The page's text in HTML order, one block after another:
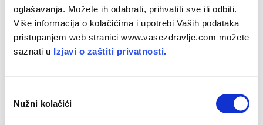
oglašavanja. Možete ih odabrati, prihvatiti sve ili odbiti.
Više informacija o kolačićima i upotrebi Vaših podataka
pristupanjem web stranici www.vasezdravlje.com možete
saznati u Izjavi o zaštiti privatnosti.
Nužni kolačići
Tuberkuloza
Obilježja: kodtuberkulozežutica je općenito blagog
Trajanje: mnogo mjeseci.